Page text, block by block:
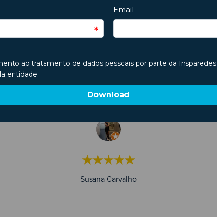
"Bom atendimento e boas instalações. Recomendo"
★★★★★
Susana Carvalho